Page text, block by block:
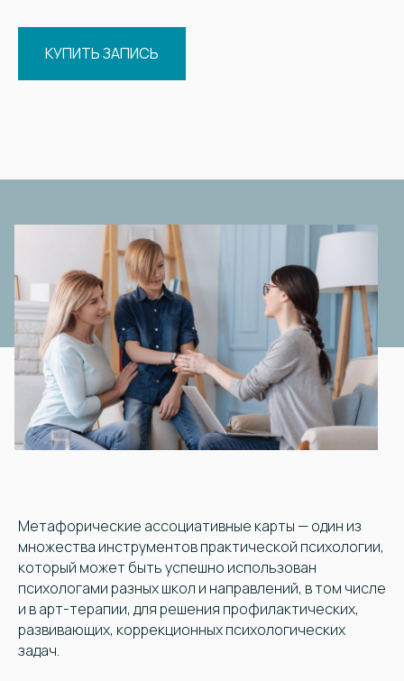
КУПИТЬ ЗАПИСЬ
Метафорические ассоциативные карты — один из
множества инструментов практической психологии,
который может быть успешно использован
психологами разных школ и направлений, в том числе
и в арт-терапии, для решения профилактических,
развивающих, коррекционных психологических
задач.